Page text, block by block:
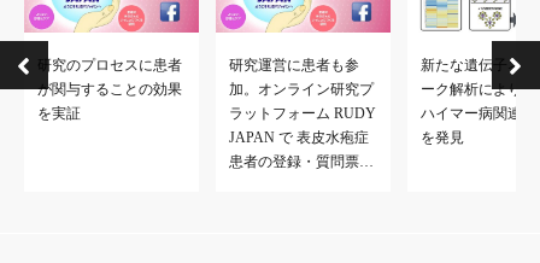
研究のプロセスに患者
が関与することの効果
を実証
研究運営に患者も参
加。オンライン研究プ
ラットフォーム RUDY
JAPAN で 表皮水疱症
患者の登録・質問票へ
新たな遺伝子ネッ
ーク解析によりア
ハイマー病関連遺
を発見